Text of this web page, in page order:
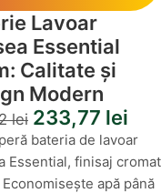
Lavoar
Essential
Calitate și
Modern
lei 233,77 lei
bateria de lavoar
Essential, finisaj cromat
apă până